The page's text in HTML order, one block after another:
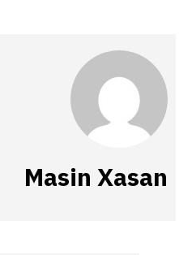
Masin Xasan